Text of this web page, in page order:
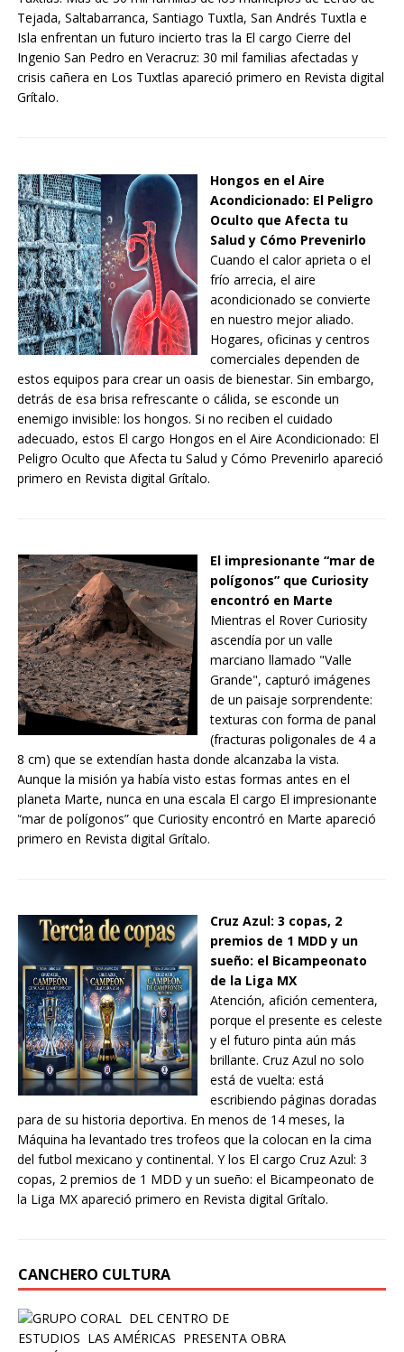
Tejada, Saltabarranca, Santiago Tuxtla, San Andrés Tuxtla e
Isla enfrentan un futuro incierto tras la El cargo Cierre del
Ingenio San Pedro en Veracruz: 30 mil familias afectadas y
crisis cañera en Los Tuxtlas apareció primero en Revista digital
Grítalo.
Hongos en el Aire
Acondicionado: El Peligro
Oculto que Afecta tu
Salud y Cómo Prevenirlo
Cuando el calor aprieta o el
frío arrecia, el aire
acondicionado se convierte
en nuestro mejor aliado.
Hogares, oficinas y centros
comerciales dependen de
estos equipos para crear un oasis de bienestar. Sin embargo,
detrás de esa brisa refrescante o cálida, se esconde un
enemigo invisible: los hongos. Si no reciben el cuidado
adecuado, estos El cargo Hongos en el Aire Acondicionado: El
Peligro Oculto que Afecta tu Salud y Cómo Prevenirlo apareció
primero en Revista digital Grítalo.
El impresionante “mar de
polígonos” que Curiosity
encontró en Marte
Mientras el Rover Curiosity
ascendía por un valle
marciano llamado "Valle
Grande", capturó imágenes
de un paisaje sorprendente:
texturas con forma de panal
(fracturas poligonales de 4 a
8 cm) que se extendían hasta donde alcanzaba la vista.
Aunque la misión ya había visto estas formas antes en el
planeta Marte, nunca en una escala El cargo El impresionante
“mar de polígonos” que Curiosity encontró en Marte apareció
primero en Revista digital Grítalo.
Cruz Azul: 3 copas, 2
premios de 1 MDD y un
sueño: el Bicampeonato
de la Liga MX
Atención, afición cementera,
porque el presente es celeste
y el futuro pinta aún más
brillante. Cruz Azul no solo
está de vuelta: está
escribiendo páginas doradas
para de su historia deportiva. En menos de 14 meses, la
Máquina ha levantado tres trofeos que la colocan en la cima
del futbol mexicano y continental. Y los El cargo Cruz Azul: 3
copas, 2 premios de 1 MDD y un sueño: el Bicampeonato de
la Liga MX apareció primero en Revista digital Grítalo.
CANCHERO CULTURA